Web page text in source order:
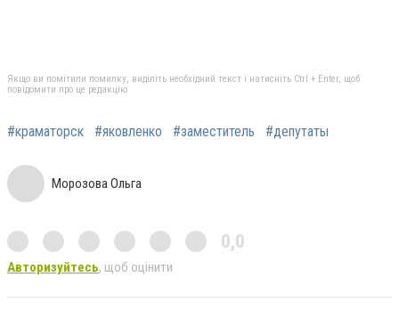
Якщо ви помітили помилку, виділіть необхідний текст і натисніть Ctrl + Enter, щоб
повідомити про це редакцію
#краматорск #яковленко #заместитель #депутаты
Морозова Ольга
0,0
Авторизуйтесь, щоб оцінити